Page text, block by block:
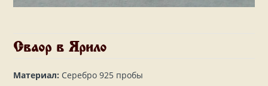
Сваор в Ярило
Материал: Серебро 925 пробы